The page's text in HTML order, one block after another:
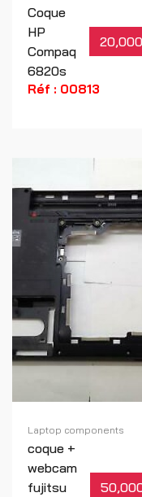
Coque
HP
Compaq
6820s
Réf : 00813
Laptop components
coque +
webcam
fujitsu